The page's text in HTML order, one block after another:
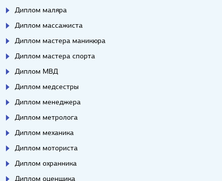
Диплом маляра
Диплом массажиста
Диплом мастера маникюра
Диплом мастера спорта
Диплом МВД
Диплом медсестры
Диплом менеджера
Диплом метролога
Диплом механика
Диплом моториста
Диплом охранника
Диплом оценщика